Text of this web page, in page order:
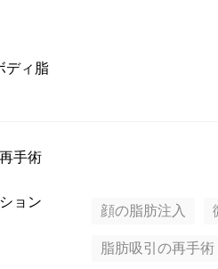
ディ脂
手術
ョン
顔の脂肪注入
脂肪吸引の再手術